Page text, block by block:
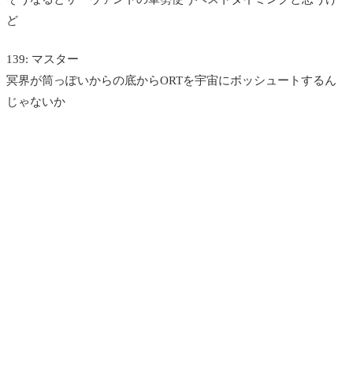
ど
139: マスター
冥界が筒っぽいからの底からORTを宇宙にボッシュートするん
じゃないか